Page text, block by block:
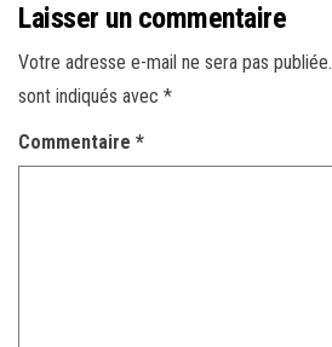
Laisser un commentaire
Votre adresse e-mail ne sera pas publiée.
sont indiqués avec *
Commentaire *